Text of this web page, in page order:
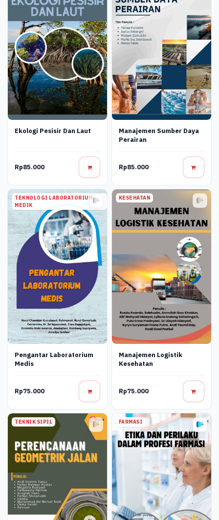
Ekologi Pesisir Dan Laut
Rp85.000
Manajemen Sumber Daya
Perairan
Rp85.000
TEKNOLOGI LABORATORIUM
MEDIK
Pengantar Laboratorium
Medis
Rp75.000
KESEHATAN
Manajemen Logistik
Kesehatan
Rp75.000
TEKNIK SIPIL FARMASI